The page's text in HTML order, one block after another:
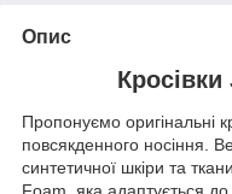
Опис
Пропонуємо оригінальні
повсякденного носіння.
синтетичної шкіри та